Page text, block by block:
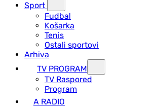
Sport
Fudbal
Košarka
Tenis
Ostali sportovi
Arhiva
TV PROGRAM
ТV Raspored
Program
A RADIO